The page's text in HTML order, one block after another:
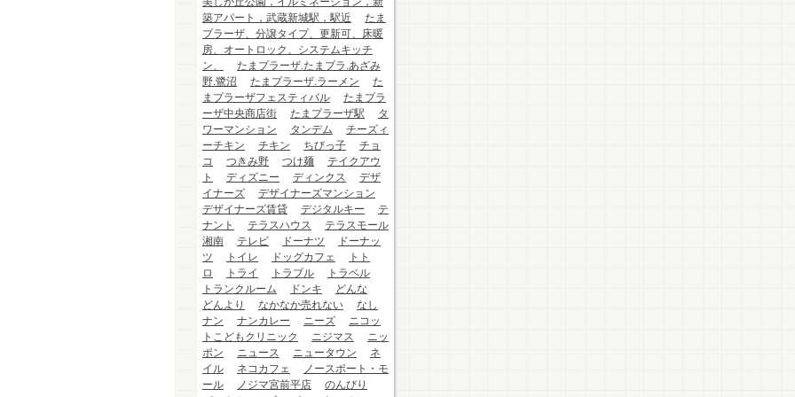
築アパート，武蔵新城駅，駅近
たま
プラーザ、分譲タイプ、更新可、床暖
房、オートロック、システムキッチ
ン、
たまプラーザ.たまプラ.あざみ
野.鷺沼
たまプラーザ.ラーメン
た
まプラーザフェスティバル
たまプラ
ーザ中央商店街
たまプラーザ駅
タ
ワーマンション
タンデム
チーズィ
ーチキン
チキン ちびっ子
チョ
コ
つきみ野 つけ麺
テイクアウ
ト
ディズニー ディンクス
デザ
イナーズ
デザイナーズマンション
デザイナーズ賃貸
デジタルキー
テ
ナント
テラスハウス
テラスモール
湘南
テレビ ドーナツ
ドーナッ
ツ
トイレ ドッグカフェ
トト
ロ
トライ トラブル
トラベル
トランクルーム
ドンキ
どんな
どんより
なかなか売れない
なし
ナン
ナンカレー ニーズ
ニコッ
トこどもクリニック
ニジマス
ニッ
ポン
ニュース ニュータウン
ネ
イル
ネコカフェ
ノースポート・モ
ール
ノジマ宮前平店
のんびり